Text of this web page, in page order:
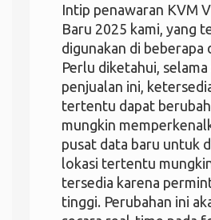
Intip penawaran KVM
Baru 2025 kami, yang
digunakan di beberapa
Perlu diketahui,
penjualan ini,
tertentu dapat
mungkin
pusat data baru untuk
lokasi tertentu
tersedia karena
tinggi. Perubahan ini